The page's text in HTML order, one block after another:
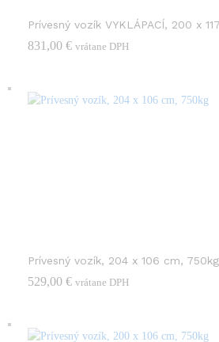
Prívesný vozík VYKLÁPACÍ, 200 x
831,00 € vrátane DPH
Prívesný vozík, 204 x 106 cm, 750kg
529,00 € vrátane DPH